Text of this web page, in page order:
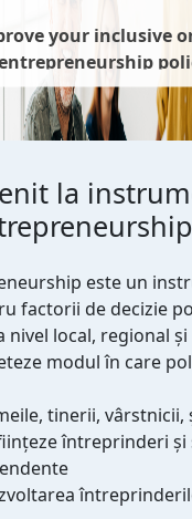
your inclusive
la
este un
factorii de decizie
nivel local, regional
modul în care
tinerii, vârstnicii,
întreprinderi și